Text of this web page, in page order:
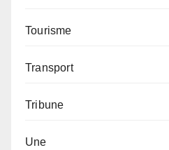
Tourisme
Transport
Tribune
Une